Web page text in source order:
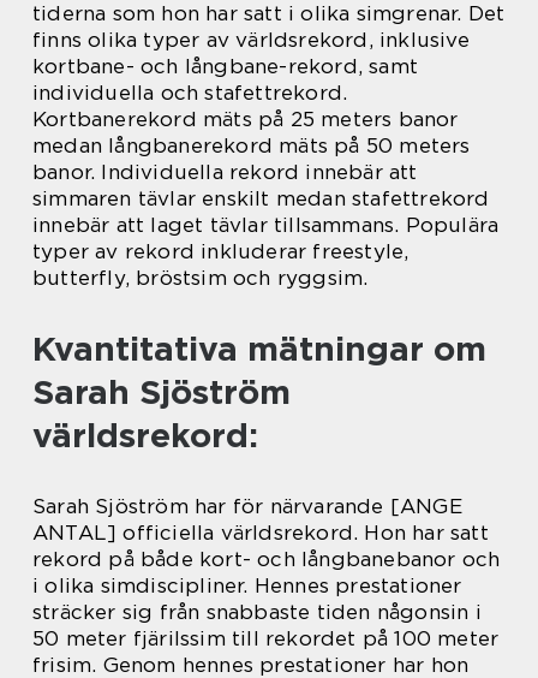
tiderna som hon har satt i olika simgrenar. Det
finns olika typer av världsrekord, inklusive
kortbane- och långbane-rekord, samt
individuella och stafettrekord.
Kortbanerekord mäts på 25 meters banor
medan långbanerekord mäts på 50 meters
banor. Individuella rekord innebär att
simmaren tävlar enskilt medan stafettrekord
innebär att laget tävlar tillsammans. Populära
typer av rekord inkluderar freestyle,
butterfly, bröstsim och ryggsim.
Kvantitativa mätningar om
Sarah Sjöström
världsrekord:
Sarah Sjöström har för närvarande [ANGE
ANTAL] officiella världsrekord. Hon har satt
rekord på både kort- och långbanebanor och
i olika simdiscipliner. Hennes prestationer
sträcker sig från snabbaste tiden någonsin i
50 meter fjärilssim till rekordet på 100 meter
frisim. Genom hennes prestationer har hon